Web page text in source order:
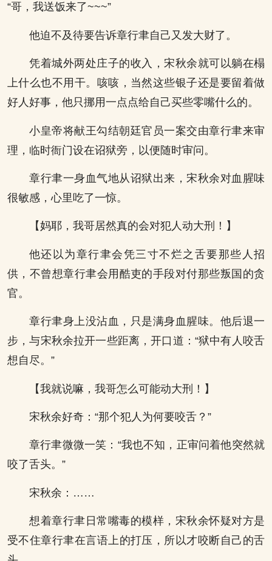
“哥，我送饭来了~~~”
他迫不及待要告诉章行聿自己又发大财了。
凭着城外两处庄子的收入，宋秋余就可以躺在榻
上什么也不用干。咳咳，当然这些银子还是要留着做
好人好事，他只挪用一点点给自己买些零嘴什么的。
小皇帝将献王勾结朝廷官员一案交由章行聿来审
理，临时衙门设在诏狱旁，以便随时审问。
章行聿一身血气地从诏狱出来，宋秋余对血腥味
很敏感，心里吃了一惊。
【妈耶，我哥居然真的会对犯人动大刑！】
他还以为章行聿会凭三寸不烂之舌要那些人招
供，不曾想章行聿会用酷吏的手段对付那些叛国的贪
官。
章行聿身上没沾血，只是满身血腥味。他后退一
步，与宋秋余拉开一些距离，开口道：“狱中有人咬舌
想自尽。”
【我就说嘛，我哥怎么可能动大刑！】
宋秋余好奇：“那个犯人为何要咬舌？”
章行聿微微一笑：“我也不知，正审问着他突然就
咬了舌头。”
宋秋余：……
想着章行聿日常嘴毒的模样，宋秋余怀疑对方是
受不住章行聿在言语上的打压，所以才咬断自己的舌